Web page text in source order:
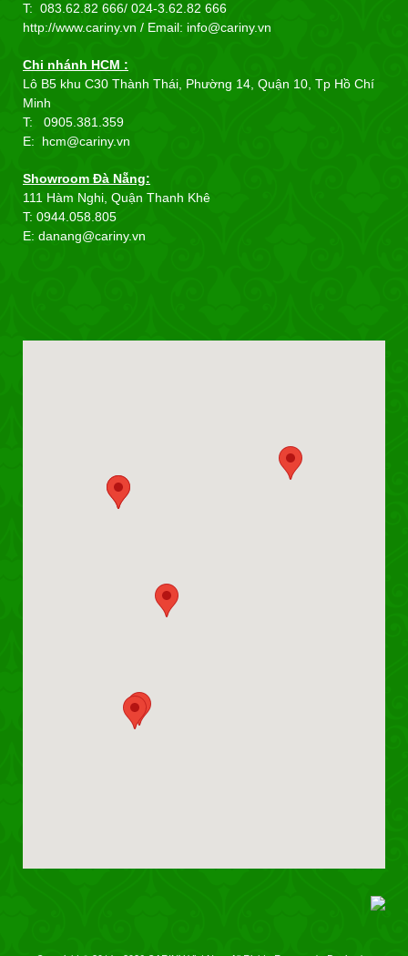
T: 083.62.82 666/ 024-3.62.82 666
http://www.cariny.vn / Email: info@cariny.vn
Chi nhánh HCM :
Lô B5 khu C30 Thành Thái, Phường 14, Quận 10, Tp Hồ Chí
Minh
T: 0905.381.359
E: hcm@cariny.vn
Showroom Đà Nẵng:
111 Hàm Nghi, Quận Thanh Khê
T: 0944.058.805
E: danang@cariny.vn